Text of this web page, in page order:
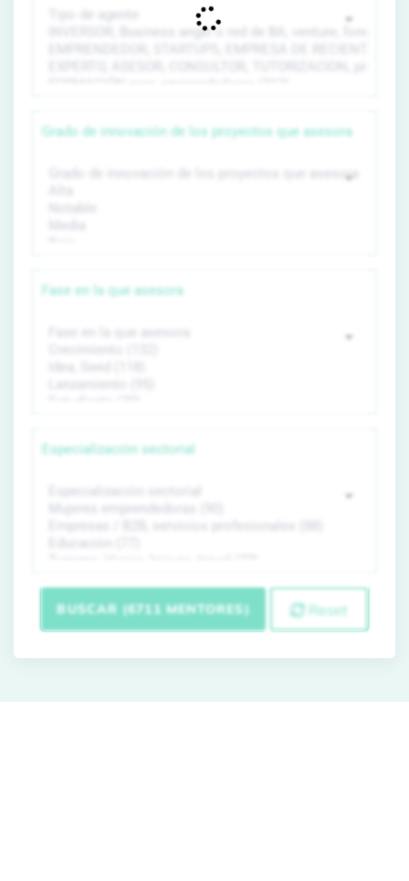
Grado de innovación de los proyectos que asesora
Fase en la que asesora
Especialización sectorial
BUSCAR (6711 MENTORES) Reset